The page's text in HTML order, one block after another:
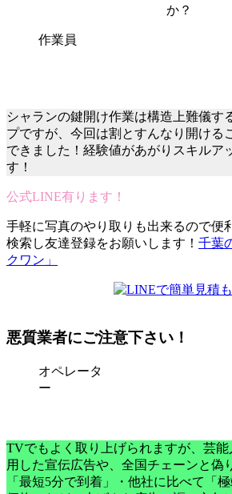
作業員
シャランの鍵開け作業は構造上難儀す
プですが、今回は割とすんなり開ける
できました！経験値があがりスキルア
す！
公式LINE有ります！
手軽に写真のやり取りも出来るので便
検索し友達登録をお願いします！ 千葉
クワン」
悪質業者にご注意下さい！
オペレータ
ー
TVでもよく取り上げられますが、芸能
用した宣伝広告や、全国チェーンと偽
「最短5分で到着」・他社に比べて「